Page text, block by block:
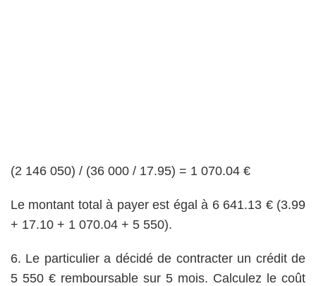
(2 146 050) / (36 000 / 17.95) = 1 070.04 €
Le montant total à payer est égal à 6 641.13 € (3.99
+ 17.10 + 1 070.04 + 5 550).
6. Le particulier a décidé de contracter un crédit de
5 550 € remboursable sur 5 mois. Calculez le coût